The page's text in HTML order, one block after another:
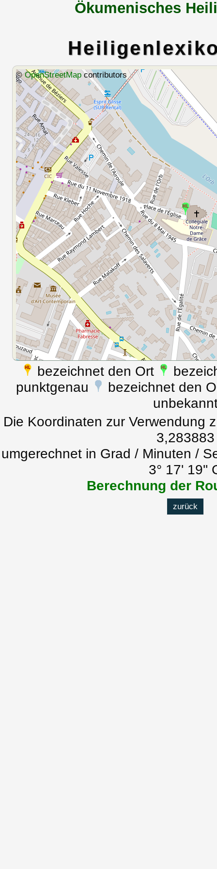
Ökumenisches
©OpenStreetMapcontributors
bezeichnet den Ort
punktgenau
bezeichnet den
Die Koordinaten zur Verwendung
3,283883
umgerechnet in Grad / Minuten /
3° 17' 19''
Berechnung der